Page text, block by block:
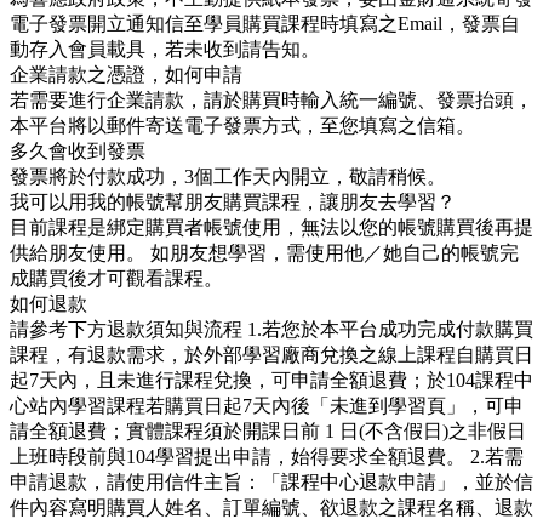
電子發票開立通知信至學員購買課程時填寫之Email，發票自
動存入會員載具，若未收到請告知。
企業請款之憑證，如何申請
若需要進行企業請款，請於購買時輸入統一編號、發票抬頭，
本平台將以郵件寄送電子發票方式，至您填寫之信箱。
多久會收到發票
發票將於付款成功，3個工作天內開立，敬請稍候。
我可以用我的帳號幫朋友購買課程，讓朋友去學習？
目前課程是綁定購買者帳號使用，無法以您的帳號購買後再提
供給朋友使用。 如朋友想學習，需使用他／她自己的帳號完
成購買後才可觀看課程。
如何退款
請參考下方退款須知與流程 1.若您於本平台成功完成付款購買
課程，有退款需求，於外部學習廠商兌換之線上課程自購買日
起7天內，且未進行課程兌換，可申請全額退費；於104課程中
心站內學習課程若購買日起7天內後「未進到學習頁」，可申
請全額退費；實體課程須於開課日前 1 日(不含假日)之非假日
上班時段前與104學習提出申請，始得要求全額退費。 2.若需
申請退款，請使用信件主旨：「課程中心退款申請」，並於信
件內容寫明購買人姓名、訂單編號、欲退款之課程名稱、退款